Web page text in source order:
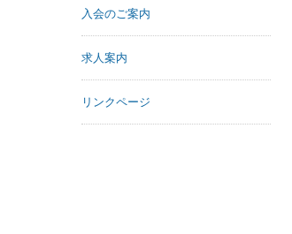
入会のご案内
求人案内
リンクページ